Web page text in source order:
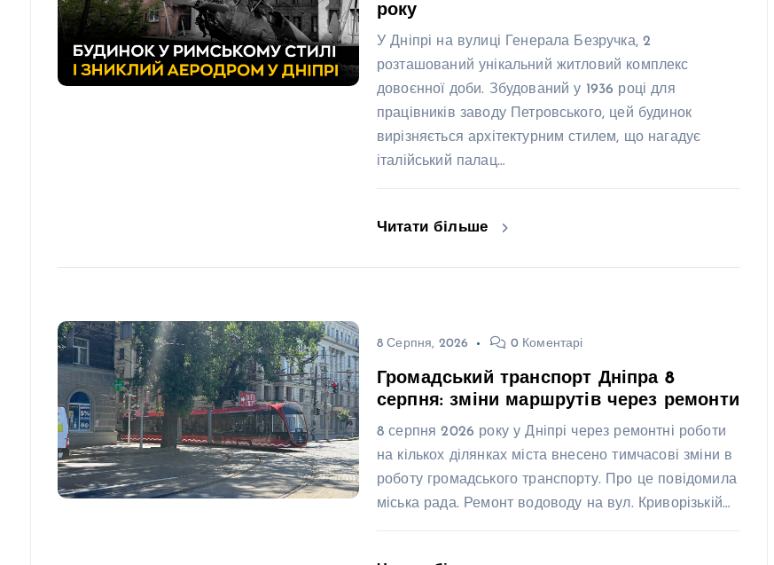
року
У Дніпрі на вулиці Генерала Безручка, 2
розташований унікальний житловий комплекс
довоєнної доби. Збудований у 1936 році для
працівників заводу Петровського, цей будинок
вирізняється архітектурним стилем, що нагадує
італійський палац…
Читати більше
8 Серпня, 2026 0 Коментарі
Громадський транспорт Дніпра 8
серпня: зміни маршрутів через ремонти
8 серпня 2026 року у Дніпрі через ремонтні роботи
на кількох ділянках міста внесено тимчасові зміни в
роботу громадського транспорту. Про це повідомила
міська рада. Ремонт водоводу на вул. Криворізькій…